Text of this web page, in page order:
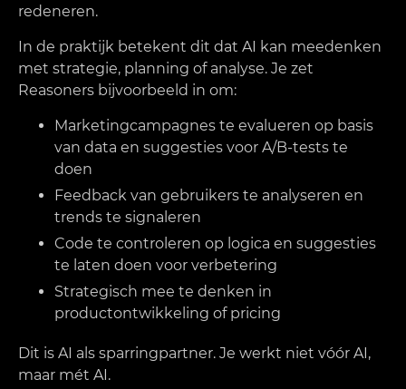
redeneren.
In de praktijk betekent dit dat AI kan meedenken
met strategie, planning of analyse. Je zet
Reasoners bijvoorbeeld in om:
Marketingcampagnes te evalueren op basis
van data en suggesties voor A/B-tests te
doen
Feedback van gebruikers te analyseren en
trends te signaleren
Code te controleren op logica en suggesties
te laten doen voor verbetering
Strategisch mee te denken in
productontwikkeling of pricing
Dit is AI als sparringpartner. Je werkt niet vóór AI,
maar mét AI.